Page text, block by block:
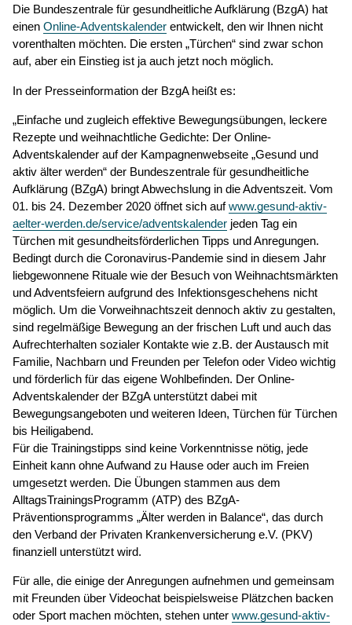
Die Bundeszentrale für gesundheitliche Aufklärung (BzgA) hat
einen Online-Adventskalender entwickelt, den wir Ihnen nicht
vorenthalten möchten. Die ersten „Türchen“ sind zwar schon
auf, aber ein Einstieg ist ja auch jetzt noch möglich.
In der Presseinformation der BzgA heißt es:
„Einfache und zugleich effektive Bewegungsübungen, leckere
Rezepte und weihnachtliche Gedichte: Der Online-
Adventskalender auf der Kampagnenwebseite „Gesund und
aktiv älter werden“ der Bundeszentrale für gesundheitliche
Aufklärung (BZgA) bringt Abwechslung in die Adventszeit. Vom
01. bis 24. Dezember 2020 öffnet sich aufwww.gesund-aktiv-
aelter-werden.de/service/adventskalender jeden Tag ein
Türchen mit gesundheitsförderlichen Tipps und Anregungen.
Bedingt durch die Coronavirus-Pandemie sind in diesem Jahr
liebgewonnene Rituale wie der Besuch von Weihnachtsmärkten
und Adventsfeiern aufgrund des Infektionsgeschehens nicht
möglich. Um die Vorweihnachtszeit dennoch aktiv zu gestalten,
sind regelmäßige Bewegung an der frischen Luft und auch das
Aufrechterhalten sozialer Kontakte wie z.B. der Austausch mit
Familie, Nachbarn und Freunden per Telefon oder Video wichtig
und förderlich für das eigene Wohlbefinden. Der Online-
Adventskalender der BZgA unterstützt dabei mit
Bewegungsangeboten und weiteren Ideen, Türchen für Türchen
bis Heiligabend.
Für die Trainingstipps sind keine Vorkenntnisse nötig, jede
Einheit kann ohne Aufwand zu Hause oder auch im Freien
umgesetzt werden. Die Übungen stammen aus dem
AlltagsTrainingsProgramm (ATP) des BZgA-
Präventionsprogramms „Älter werden in Balance“, das durch
den Verband der Privaten Krankenversicherung e.V. (PKV)
finanziell unterstützt wird.
Für alle, die einige der Anregungen aufnehmen und gemeinsam
mit Freunden über Videochat beispielsweise Plätzchen backen
oder Sport machen möchten, stehen unter www.gesund-aktiv-